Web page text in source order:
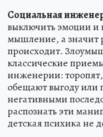
Социальная
выключить эмоции и
мышление, а значит
происходит.
классические
инженерии:
обещают выгоду или
негативными
распознать эти
детская психика не